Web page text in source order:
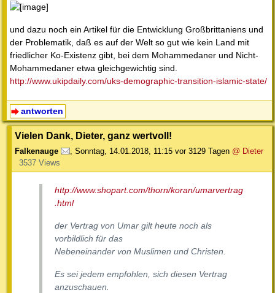
und dazu noch ein Artikel für die Entwicklung Großbrittaniens und
der Problematik, daß es auf der Welt so gut wie kein Land mit
friedlicher Ko-Existenz gibt, bei dem Mohammedaner und Nicht-
Mohammedaner etwa gleichgewichtig sind.
http://www.ukipdaily.com/uks-demographic-transition-islamic-state/
antworten
Vielen Dank, Dieter, ganz wertvoll!
Falkenauge , Sonntag, 14.01.2018, 11:15 vor 3129 Tagen @ Dieter
3537 Views
http://www.shopart.com/thorn/koran/umarvertrag
.html
der Vertrag von Umar gilt heute noch als
vorbildlich für das
Nebeneinander von Muslimen und Christen.
Es sei jedem empfohlen, sich diesen Vertrag
anzuschauen.